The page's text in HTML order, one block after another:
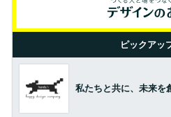
ピックアッ
私たちと共に、未来を